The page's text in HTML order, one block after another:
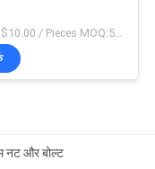
नट और बोल्ट